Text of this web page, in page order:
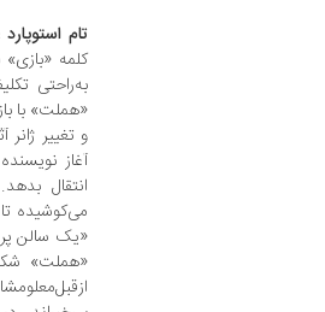
تام استوپارد
کلمه
به‌راحتی
«هملت» با
و تغییر
آغاز
انتقال
می‌کوشیده
«یک سالن
«هملت»